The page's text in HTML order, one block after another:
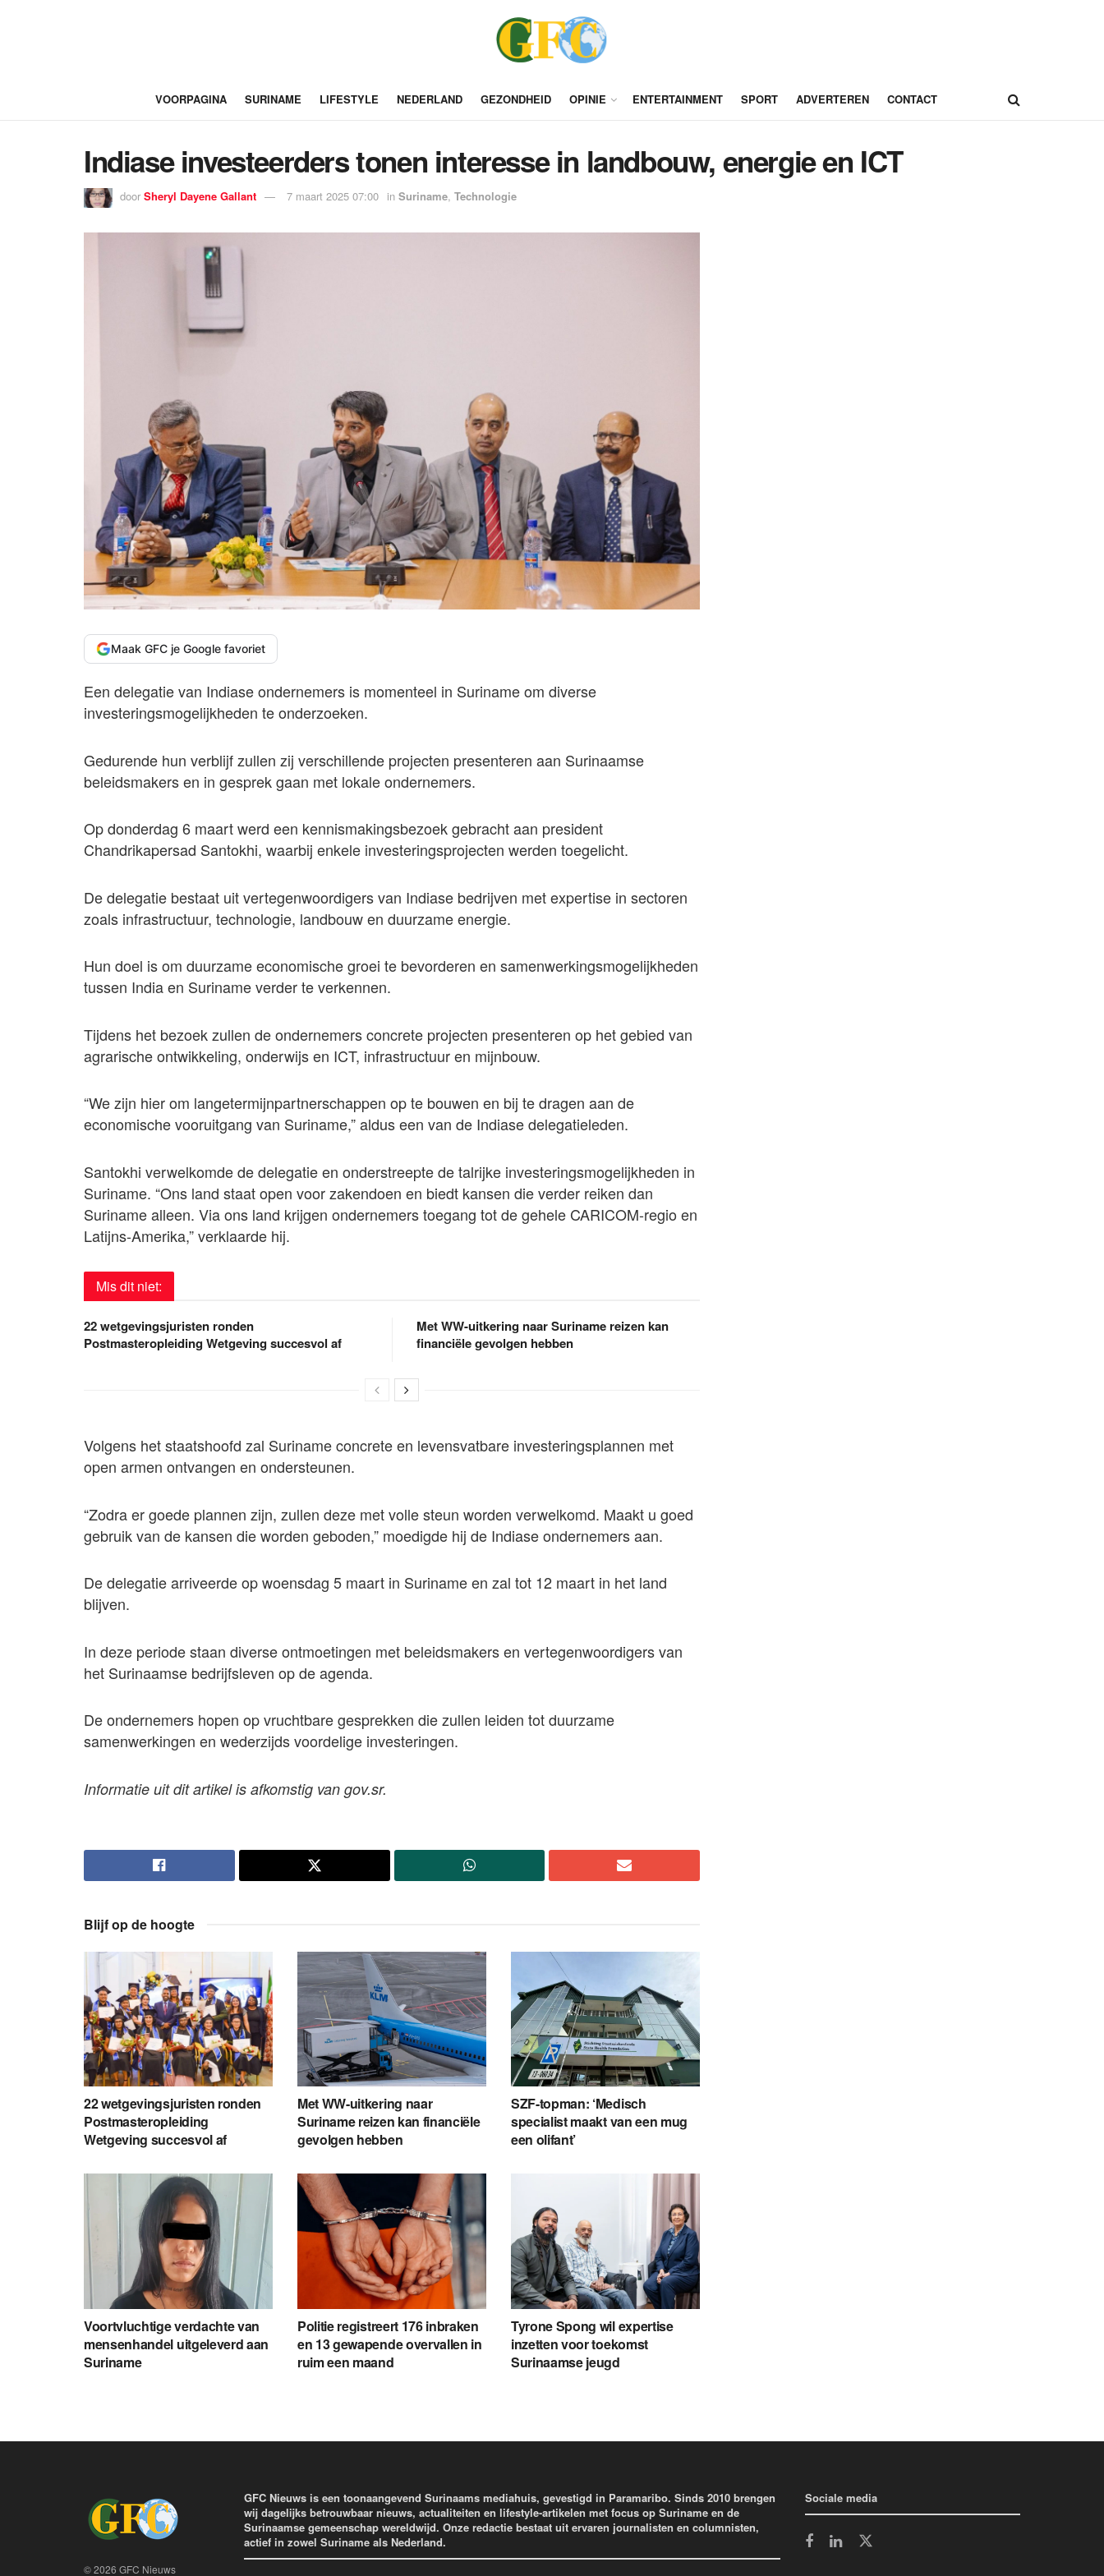
VOORPAGINA SURINAME LIFESTYLE NEDERLAND GEZONDHEID OPINIE ENTERTAINMENT SPORT ADVERTEREN CONTACT
Indiase investeerders tonen interesse in landbouw, energie en ICT
door Sheryl Dayene Gallant 7 maart 2025 07:00 in Suriname, Technologie
Maak GFC je Google favoriet
Een delegatie van Indiase ondernemers is momenteel in Suriname om diverse
investeringsmogelijkheden te onderzoeken.
Gedurende hun verblijf zullen zij verschillende projecten presenteren aan Surinaamse
beleidsmakers en in gesprek gaan met lokale ondernemers.
Op donderdag 6 maart werd een kennismakingsbezoek gebracht aan president
Chandrikapersad Santokhi, waarbij enkele investeringsprojecten werden toegelicht.
De delegatie bestaat uit vertegenwoordigers van Indiase bedrijven met expertise in sectoren
zoals infrastructuur, technologie, landbouw en duurzame energie.
Hun doel is om duurzame economische groei te bevorderen en samenwerkingsmogelijkheden
tussen India en Suriname verder te verkennen.
Tijdens het bezoek zullen de ondernemers concrete projecten presenteren op het gebied van
agrarische ontwikkeling, onderwijs en ICT, infrastructuur en mijnbouw.
“We zijn hier om langetermijnpartnerschappen op te bouwen en bij te dragen aan de
economische vooruitgang van Suriname,” aldus een van de Indiase delegatieleden.
Santokhi verwelkomde de delegatie en onderstreepte de talrijke investeringsmogelijkheden in
Suriname. “Ons land staat open voor zakendoen en biedt kansen die verder reiken dan
Suriname alleen. Via ons land krijgen ondernemers toegang tot de gehele CARICOM-regio en
Latijns-Amerika,” verklaarde hij.
Mis dit niet:
22 wetgevingsjuristen ronden
Postmasteropleiding Wetgeving succesvol af
Met WW-uitkering naar Suriname reizen kan
financiële gevolgen hebben
Volgens het staatshoofd zal Suriname concrete en levensvatbare investeringsplannen met
open armen ontvangen en ondersteunen.
“Zodra er goede plannen zijn, zullen deze met volle steun worden verwelkomd. Maakt u goed
gebruik van de kansen die worden geboden,” moedigde hij de Indiase ondernemers aan.
De delegatie arriveerde op woensdag 5 maart in Suriname en zal tot 12 maart in het land
blijven.
In deze periode staan diverse ontmoetingen met beleidsmakers en vertegenwoordigers van
het Surinaamse bedrijfsleven op de agenda.
De ondernemers hopen op vruchtbare gesprekken die zullen leiden tot duurzame
samenwerkingen en wederzijds voordelige investeringen.
Informatie uit dit artikel is afkomstig van gov.sr.
Blijf op de hoogte
22 wetgevingsjuristen ronden
Postmasteropleiding
Wetgeving succesvol af
Met WW-uitkering naar
Suriname reizen kan financiële
gevolgen hebben
SZF-topman: ‘Medisch
specialist maakt van een mug
een olifant’
Voortvluchtige verdachte van
mensenhandel uitgeleverd aan
Suriname
Politie registreert 176 inbraken
en 13 gewapende overvallen in
ruim een maand
Tyrone Spong wil expertise
inzetten voor toekomst
Surinaamse jeugd
© 2026 GFC Nieuws
GFC Nieuws is een toonaangevend Surinaams mediahuis, gevestigd in Paramaribo. Sinds 2010 brengen
wij dagelijks betrouwbaar nieuws, actualiteiten en lifestyle-artikelen met focus op Suriname en de
Surinaamse gemeenschap wereldwijd. Onze redactie bestaat uit ervaren journalisten en columnisten,
actief in zowel Suriname als Nederland.
Sociale media